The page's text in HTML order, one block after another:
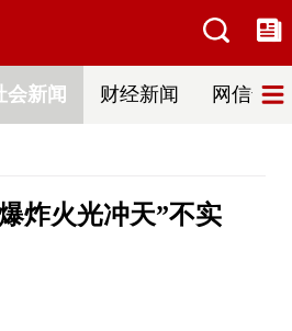
会新闻 财经新闻 网信普法
炸火光冲天”不实